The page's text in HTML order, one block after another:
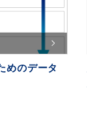
めのデータ